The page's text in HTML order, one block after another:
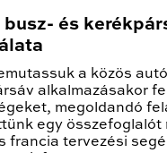
busz- és
a közös
alkalmazásakor
megoldandó
egy összefoglalót
francia tervezési